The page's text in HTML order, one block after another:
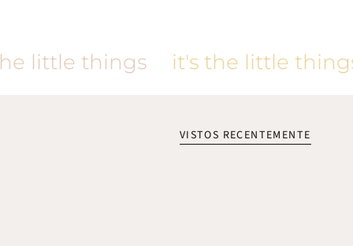
little things it's the little things
VISTOS RECENTEMENTE